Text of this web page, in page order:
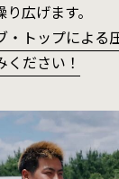
広げます。
・トップによる
ださい！